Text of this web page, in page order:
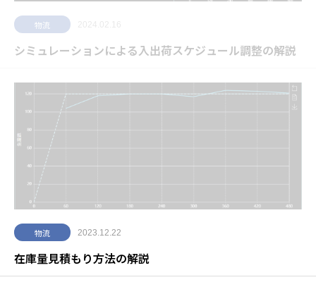
物流
シミュレーションによる入出荷スケジュール調整の解説
物流 2023.12.22
在庫量見積もり方法の解説